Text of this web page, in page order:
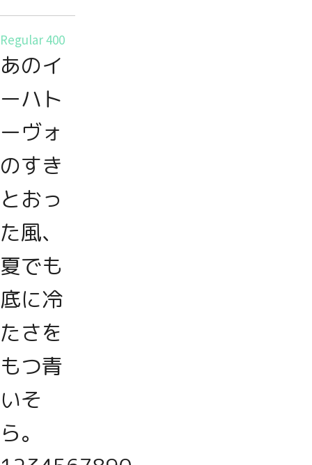
Regular 400
あのイ
ーハト
ーヴォ
のすき
とおっ
た風、
夏でも
底に冷
たさを
もつ青
いそ
ら。